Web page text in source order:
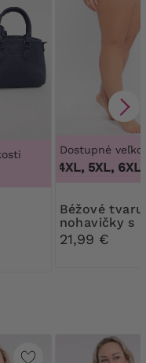
58, 60, 62, 64
Dostupné
3XL, 4XL, 5XL, 6XL,
Béžové tvarujúce
nohavičky s
kvetinovou
21,99 €